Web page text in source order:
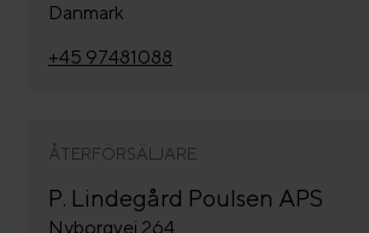
Danmark
+45 97481088
ÅTERFÖRSÄLJARE
P. Lindegård Poulsen APS
Nyborgvej 264